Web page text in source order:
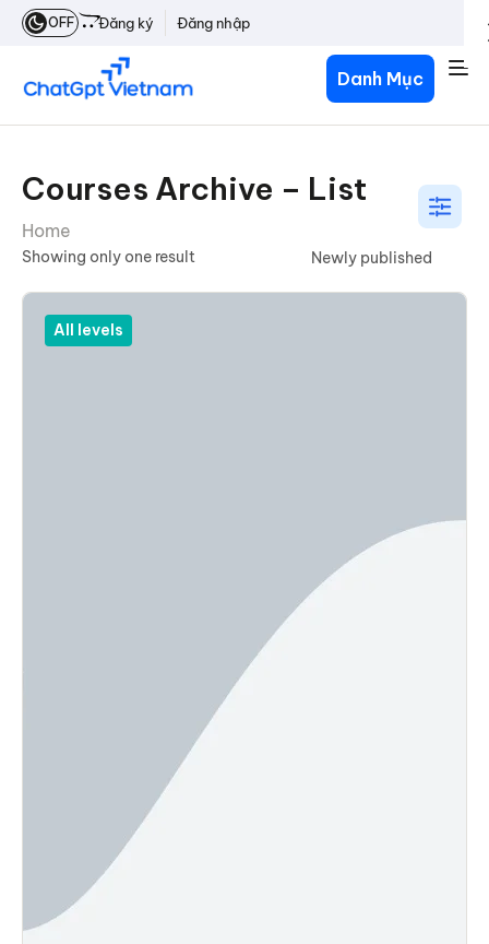
OFF Đăng ký Đăng nhập
Danh Mục
Courses Archive – List
Home
Showing only one result
All levels